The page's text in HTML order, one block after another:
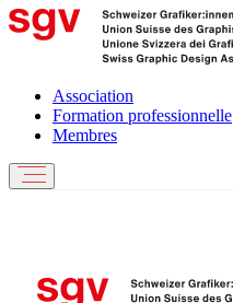
Association
Formation professionnelle
Membres